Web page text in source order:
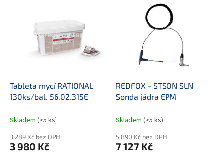
Tableta mycí RATIONAL
130ks/bal. 56.02.315E
Skladem (>5 ks)
3 289 Kč bez DPH
3 980 Kč
REDFOX - STSON SLN
Sonda jádra EPM
Skladem (>5 ks)
5 890 Kč bez DPH
7 127 Kč